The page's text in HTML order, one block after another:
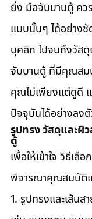
ยิ่ง มือจับบานตู้ ค
แบบนั้นๆ ได้อย่างชั
บุคลิก ไปจนถึงวัส
จับบานตู้ ที่มีคุณสม
คุณไม่เพียงแต่ดูดี แ
ปัจจุบันได้อย่างลงตั
รูปทรง วัสดุและผิ
ตู้
เพื่อให้เข้าใจ วิธีเลื
พิจารณาคุณสมบัติเ
1. รูปทรงและเส้นส